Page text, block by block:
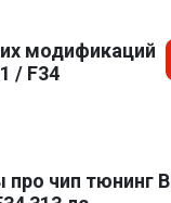
модификаций
/ F34
чип тюнинг